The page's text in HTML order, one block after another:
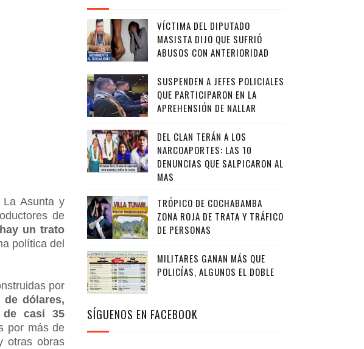
La Asunta y
de
un trato
política del
por
dólares,
de casi 35
por más de
otras obras
VÍCTIMA DEL DIPUTADO
MASISTA DIJO QUE SUFRIÓ
ABUSOS CON ANTERIORIDAD
SUSPENDEN A JEFES POLICIALES
QUE PARTICIPARON EN LA
APREHENSIÓN DE NALLAR
DEL CLAN TERÁN A LOS
NARCOAPORTES: LAS 10
DENUNCIAS QUE SALPICARON AL
MAS
TRÓPICO DE COCHABAMBA
ZONA ROJA DE TRATA Y TRÁFICO
DE PERSONAS
MILITARES GANAN MÁS QUE
POLICÍAS, ALGUNOS EL DOBLE
SÍGUENOS EN FACEBOOK